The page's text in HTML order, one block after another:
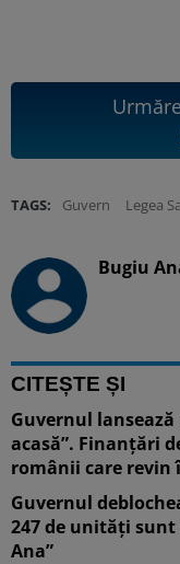
TAGS: Guvern Legea
Bugiu
CITEȘTE ȘI
Guvernul
acasă”. Finanțări
românii care revin
Guvernul
247 de unități
Ana”